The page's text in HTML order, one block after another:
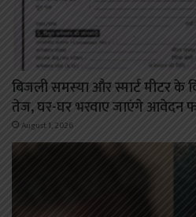
बिजली समस्या और स्मार्ट मीटर के
तेज, घर-घर भरवाए जाएंगे आवेदन
August 1, 2026